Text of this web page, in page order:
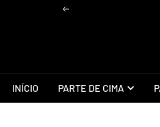
Anterior
INÍCIO PARTE DE CIMA